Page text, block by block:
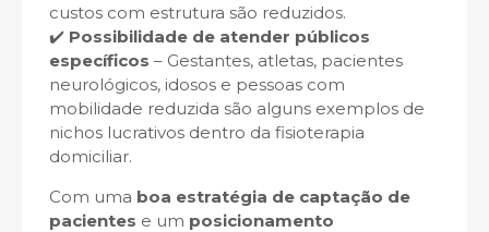
custos com estrutura são reduzidos.
✔️ Possibilidade de atender públicos
específicos – Gestantes, atletas, pacientes
neurológicos, idosos e pessoas com
mobilidade reduzida são alguns exemplos de
nichos lucrativos dentro da fisioterapia
domiciliar.
Com uma boa estratégia de captação de
pacientes e um posicionamento